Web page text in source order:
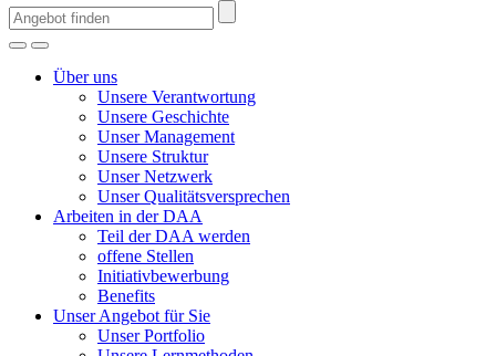
Über uns
Unsere Verantwortung
Unsere Geschichte
Unser Management
Unsere Struktur
Unser Netzwerk
Unser Qualitätsversprechen
Arbeiten in der DAA
Teil der DAA werden
offene Stellen
Initiativbewerbung
Benefits
Unser Angebot für Sie
Unser Portfolio